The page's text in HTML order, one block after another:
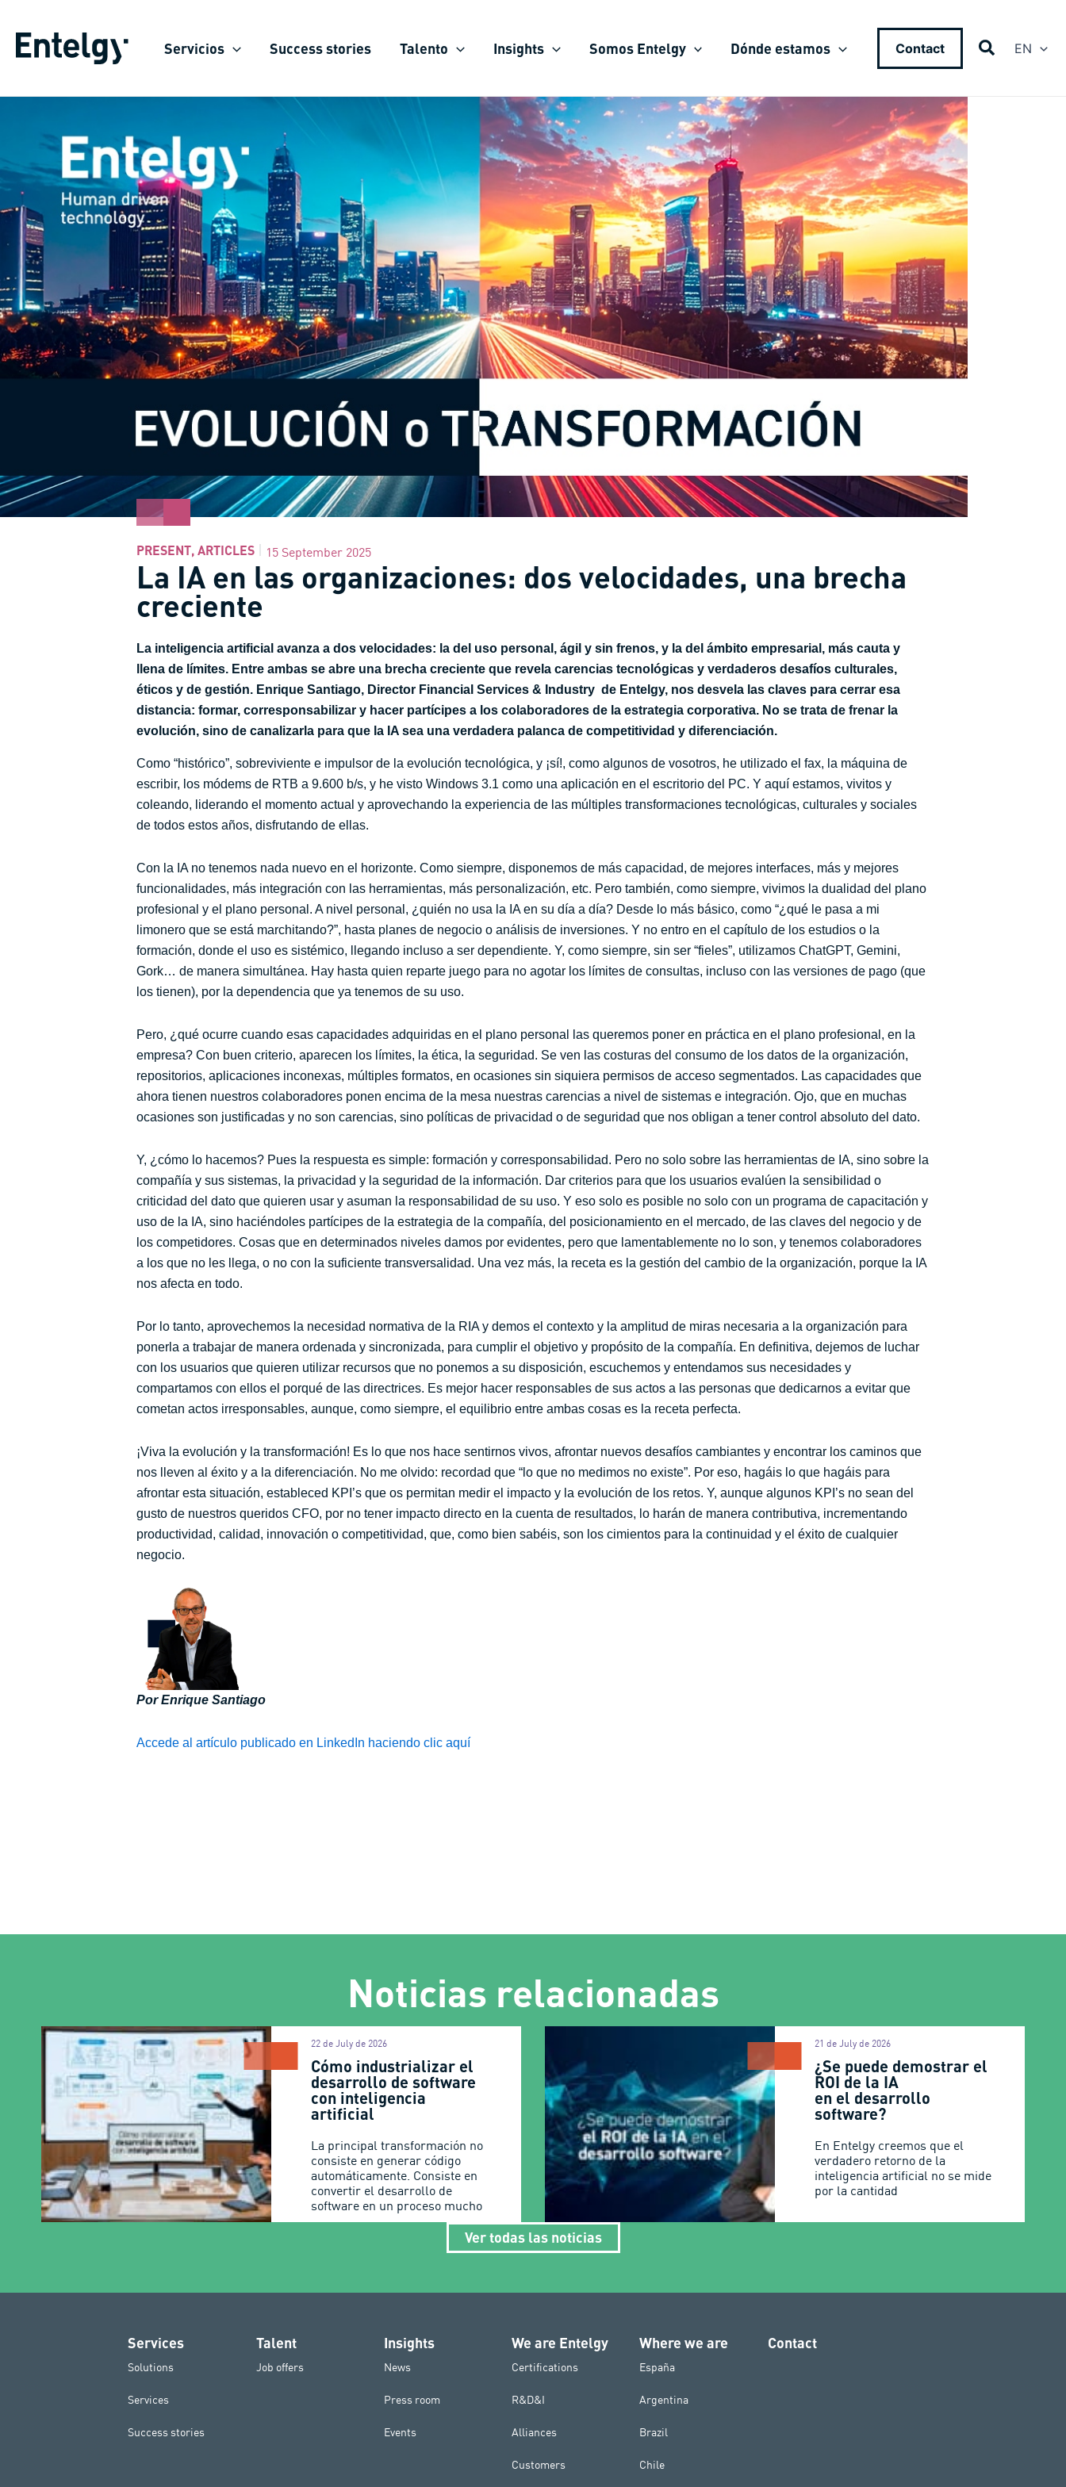
content
Servicios Success stories Talento Insights Somos Entelgy Dónde estamos Contact EN
PRESENT, ARTICLES 15 September 2025
La IA en las organizaciones: dos velocidades, una brecha
creciente
La inteligencia artificial avanza a dos velocidades: la del uso personal, ágil y sin frenos, y la del ámbito empresarial, más cauta y
llena de límites. Entre ambas se abre una brecha creciente que revela carencias tecnológicas y verdaderos desafíos culturales,
éticos y de gestión. Enrique Santiago, Director Financial Services & Industry de Entelgy, nos desvela las claves para cerrar esa
distancia: formar, corresponsabilizar y hacer partícipes a los colaboradores de la estrategia corporativa. No se trata de frenar la
evolución, sino de canalizarla para que la IA sea una verdadera palanca de competitividad y diferenciación.
Como “histórico”, sobreviviente e impulsor de la evolución tecnológica, y ¡sí!, como algunos de vosotros, he utilizado el fax, la máquina de
escribir, los módems de RTB a 9.600 b/s, y he visto Windows 3.1 como una aplicación en el escritorio del PC. Y aquí estamos, vivitos y
coleando, liderando el momento actual y aprovechando la experiencia de las múltiples transformaciones tecnológicas, culturales y sociales
de todos estos años, disfrutando de ellas.
Con la IA no tenemos nada nuevo en el horizonte. Como siempre, disponemos de más capacidad, de mejores interfaces, más y mejores
funcionalidades, más integración con las herramientas, más personalización, etc. Pero también, como siempre, vivimos la dualidad del plano
profesional y el plano personal. A nivel personal, ¿quién no usa la IA en su día a día? Desde lo más básico, como “¿qué le pasa a mi
limonero que se está marchitando?”, hasta planes de negocio o análisis de inversiones. Y no entro en el capítulo de los estudios o la
formación, donde el uso es sistémico, llegando incluso a ser dependiente. Y, como siempre, sin ser “fieles”, utilizamos ChatGPT, Gemini,
Gork… de manera simultánea. Hay hasta quien reparte juego para no agotar los límites de consultas, incluso con las versiones de pago (que
los tienen), por la dependencia que ya tenemos de su uso.
Pero, ¿qué ocurre cuando esas capacidades adquiridas en el plano personal las queremos poner en práctica en el plano profesional, en la
empresa? Con buen criterio, aparecen los límites, la ética, la seguridad. Se ven las costuras del consumo de los datos de la organización,
repositorios, aplicaciones inconexas, múltiples formatos, en ocasiones sin siquiera permisos de acceso segmentados. Las capacidades que
ahora tienen nuestros colaboradores ponen encima de la mesa nuestras carencias a nivel de sistemas e integración. Ojo, que en muchas
ocasiones son justificadas y no son carencias, sino políticas de privacidad o de seguridad que nos obligan a tener control absoluto del dato.
Y, ¿cómo lo hacemos? Pues la respuesta es simple: formación y corresponsabilidad. Pero no solo sobre las herramientas de IA, sino sobre la
compañía y sus sistemas, la privacidad y la seguridad de la información. Dar criterios para que los usuarios evalúen la sensibilidad o
criticidad del dato que quieren usar y asuman la responsabilidad de su uso. Y eso solo es posible no solo con un programa de capacitación y
uso de la IA, sino haciéndoles partícipes de la estrategia de la compañía, del posicionamiento en el mercado, de las claves del negocio y de
los competidores. Cosas que en determinados niveles damos por evidentes, pero que lamentablemente no lo son, y tenemos colaboradores
a los que no les llega, o no con la suficiente transversalidad. Una vez más, la receta es la gestión del cambio de la organización, porque la IA
nos afecta en todo.
Por lo tanto, aprovechemos la necesidad normativa de la RIA y demos el contexto y la amplitud de miras necesaria a la organización para
ponerla a trabajar de manera ordenada y sincronizada, para cumplir el objetivo y propósito de la compañía. En definitiva, dejemos de luchar
con los usuarios que quieren utilizar recursos que no ponemos a su disposición, escuchemos y entendamos sus necesidades y
compartamos con ellos el porqué de las directrices. Es mejor hacer responsables de sus actos a las personas que dedicarnos a evitar que
cometan actos irresponsables, aunque, como siempre, el equilibrio entre ambas cosas es la receta perfecta.
¡Viva la evolución y la transformación! Es lo que nos hace sentirnos vivos, afrontar nuevos desafíos cambiantes y encontrar los caminos que
nos lleven al éxito y a la diferenciación. No me olvido: recordad que “lo que no medimos no existe”. Por eso, hagáis lo que hagáis para
afrontar esta situación, estableced KPI’s que os permitan medir el impacto y la evolución de los retos. Y, aunque algunos KPI’s no sean del
gusto de nuestros queridos CFO, por no tener impacto directo en la cuenta de resultados, lo harán de manera contributiva, incrementando
productividad, calidad, innovación o competitividad, que, como bien sabéis, son los cimientos para la continuidad y el éxito de cualquier
negocio.
Por Enrique Santiago
Accede al artículo publicado en LinkedIn haciendo clic aquí
Noticias relacionadas
Cómo industrializar el
desarrollo de software
con inteligencia
artificial
22 de July de 2026
La principal transformación no
consiste en generar código
automáticamente. Consiste en
convertir el desarrollo de
software en un proceso mucho
¿Se puede demostrar el
ROI de la IA
en el desarrollo
software?
21 de July de 2026
En Entelgy creemos que el
verdadero retorno de la
inteligencia artificial no se mide
por la cantidad
Ver todas las noticias
Services
Solutions
Services
Success stories
Talent
Job offers
Insights
News
Press room
Events
We are Entelgy
Certifications
R&D&I
Alliances
Customers
Where we are
España
Argentina
Brazil
Chile
Contact